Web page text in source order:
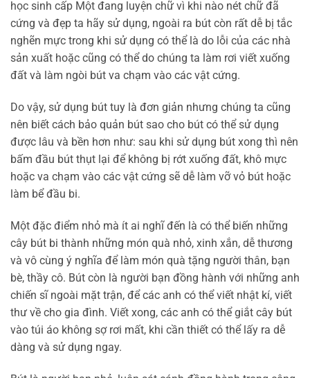
học sinh cấp Một đang luyện chữ vì khi nào nét chữ đã
cứng và đẹp ta hãy sử dụng, ngoài ra bút còn rất dễ bị tắc
nghẽn mực trong khi sử dụng có thể là do lỗi của các nhà
sản xuất hoặc cũng có thể do chúng ta làm rơi viết xuống
đất và làm ngòi bút va chạm vào các vật cứng.
Do vậy, sử dụng bút tuy là đơn giản nhưng chúng ta cũng
nên biết cách bảo quản bút sao cho bút có thể sử dụng
được lâu và bền hơn như: sau khi sử dụng bút xong thì nên
bấm đầu bút thụt lại để không bị rớt xuống đất, khô mực
hoặc va chạm vào các vật cứng sẽ dễ làm vỡ vỏ bút hoặc
làm bể đầu bi.
Một đặc điểm nhỏ mà ít ai nghĩ đến là có thể biến những
cây bút bi thành những món quà nhỏ, xinh xắn, dễ thương
và vô cùng ý nghĩa để làm món quà tặng người thân, bạn
bè, thầy cô. Bút còn là người bạn đồng hành với những anh
chiến sĩ ngoài mặt trận, để các anh có thể viết nhật kí, viết
thư về cho gia đình. Viết xong, các anh có thể giắt cây bút
vào túi áo không sợ rơi mất, khi cần thiết có thể lấy ra dễ
dàng và sử dụng ngay.